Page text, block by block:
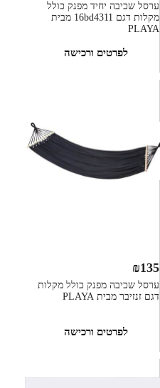
ערסל שכיבה יחיד מפנק כולל
מקלות דגם 16bd4311 מבית
PLAYA
לפרטים ורכישה
ערסל שכיבה מפנק כולל מקלות
דגם זנזיבר מבית PLAYA
₪135
לפרטים ורכישה